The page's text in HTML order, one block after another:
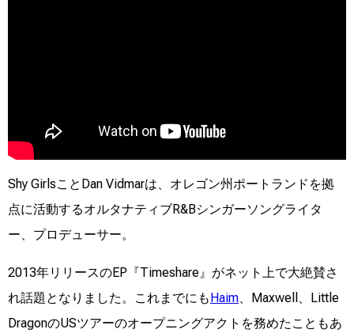
Shy GirlsことDan Vidmarは、オレゴン州ポートランドを拠
点に活動するオルタナティブR&Bシンガーソングライタ
ー、プロデューサー。
2013年リリースのEP『Timeshare』がネット上で大絶賛さ
れ話題となりました。これまでにも Haim、Maxwell、Little
DragonのUSツアーのオープニングアクトを務めたこともあ